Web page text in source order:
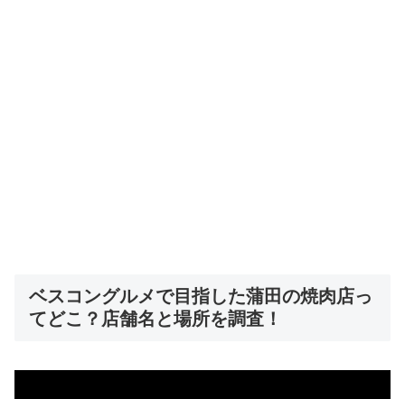
ベスコングルメで目指した蒲田の焼肉店っ
てどこ？店舗名と場所を調査！